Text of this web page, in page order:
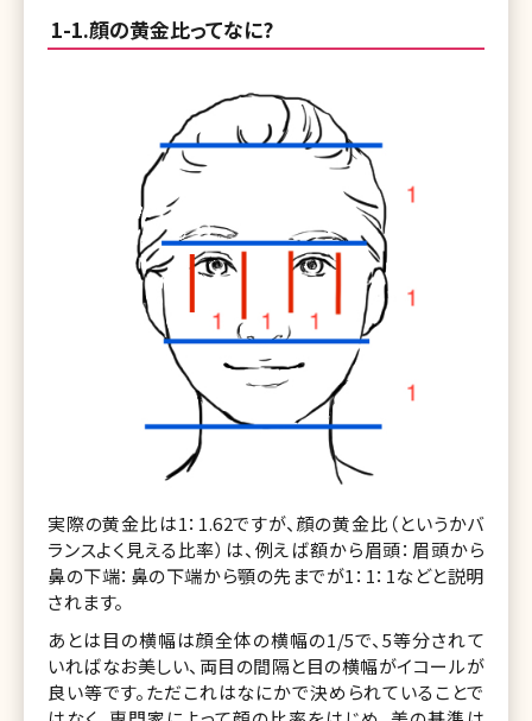
1-1.顔の黄金比ってなに?
実際の黄金比は1：1.62ですが、顔の黄金比（というかバ
ランスよく見える比率）は、例えば額から眉頭：眉頭から
鼻の下端：鼻の下端から顎の先までが1：1：1などと説明
されます。
あとは目の横幅は顔全体の横幅の1/5で、5等分されて
いればなお美しい、両目の間隔と目の横幅がイコールが
良い等です。ただこれはなにかで決められていることで